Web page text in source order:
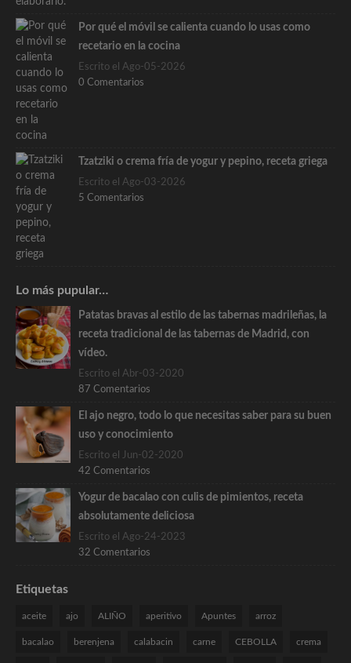
Por qué el móvil se calienta cuando lo usas como
recetario en la cocina
Escrito el Ago-05-2026
0 Comentarios
Tzatziki o crema fría de yogur y pepino, receta griega
Escrito el Ago-03-2026
5 Comentarios
Lo más pupular…
Patatas bravas al estilo de las tabernas madrileñas, la
receta tradicional de las tabernas de Madrid, con
vídeo.
Escrito el Abr-03-2020
87 Comentarios
El ajo negro, todo lo que necesitas saber para su buen
uso y conocimiento
Escrito el Jun-02-2020
42 Comentarios
Yogur de bacalao con culis de pimientos, receta
absolutamente deliciosa
Escrito el Ago-24-2023
32 Comentarios
Etiquetas
aceite ajo ALIÑO aperitivo Apuntes arroz
bacalao berenjena calabacin carne CEBOLLA crema